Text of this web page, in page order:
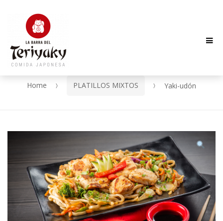
Skip
navigation
Skip
content
Home PLATILLOS MIXTOS Yaki-udón